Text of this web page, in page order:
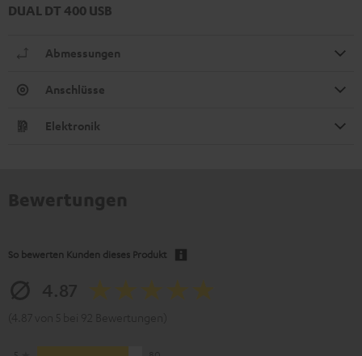
DUAL DT 400 USB
Abmessungen
Anschlüsse
Elektronik
So bewerten Kunden dieses Produkt